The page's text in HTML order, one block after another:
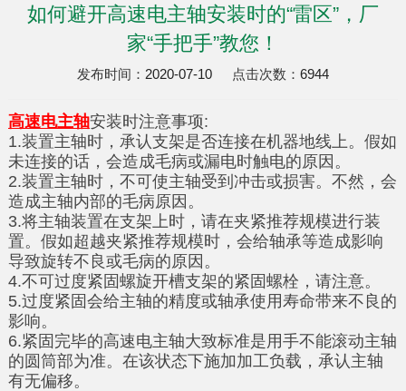
如何避开高速电主轴安装时的“雷区”，厂
家“手把手”教您！
发布时间： 2020-07-10 点击次数： 6944
高速电主轴安装时注意事项:
1.装置主轴时，承认支架是否连接在机器地线上。假如
未连接的话，会造成毛病或漏电时触电的原因。
2.装置主轴时，不可使主轴受到冲击或损害。不然，会
造成主轴内部的毛病原因。
3.将主轴装置在支架上时，请在夹紧推荐规模进行装
置。假如超越夹紧推荐规模时，会给轴承等造成影响
导致旋转不良或毛病的原因。
4.不可过度紧固螺旋开槽支架的紧固螺栓，请注意。
5.过度紧固会给主轴的精度或轴承使用寿命带来不良的
影响。
6.紧固完毕的高速电主轴大致标准是用手不能滚动主轴
的圆筒部为准。在该状态下施加加工负载，承认主轴
有无偏移。